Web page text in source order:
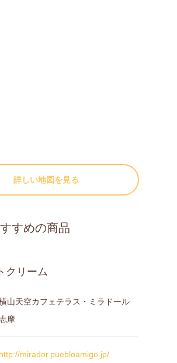
詳しい地図を見る
すめの商品
クリーム
山天空カフェテラス・ミラドール
摩
http://mirador.puebloamigo.jp/